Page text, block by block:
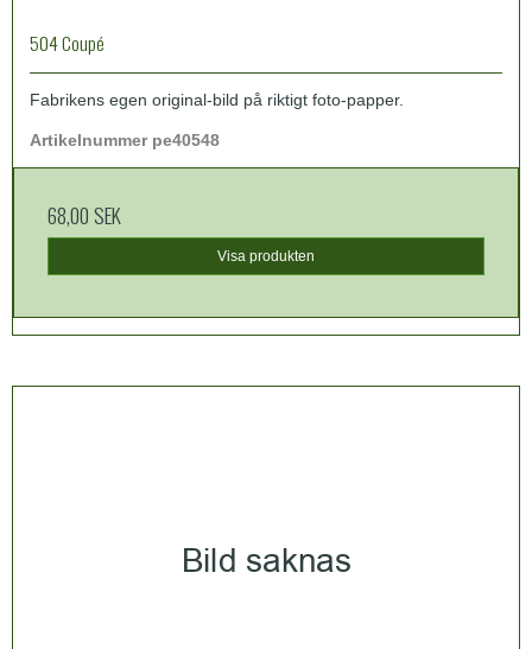
504 Coupé
Fabrikens egen original-bild på riktigt foto-papper.
Artikelnummer pe40548
68,00 SEK
Visa produkten